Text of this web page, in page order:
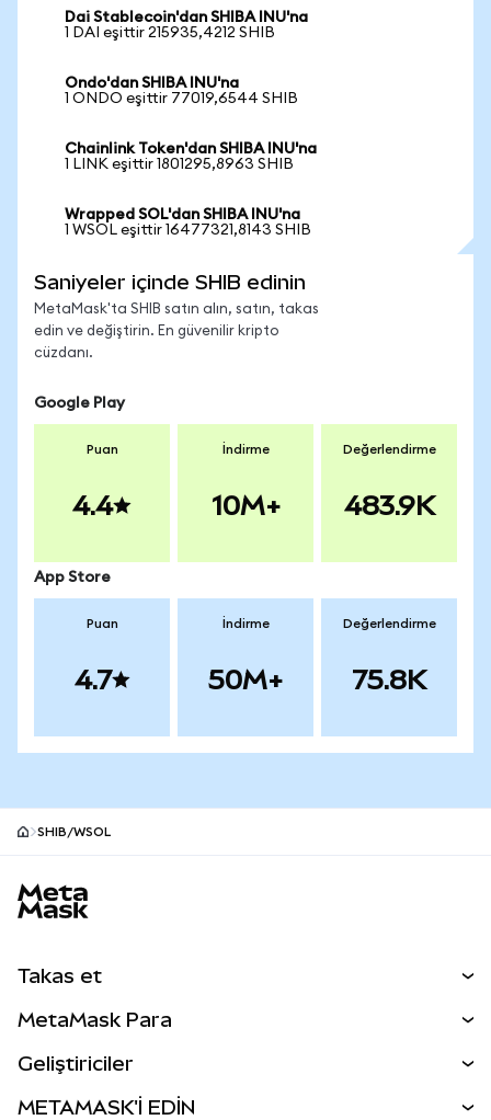
Dai Stablecoin'dan SHIBA INU'na
1 DAI eşittir 215935,4212 SHIB
Ondo'dan SHIBA INU'na
1 ONDO eşittir 77019,6544 SHIB
Chainlink Token'dan SHIBA INU'na
1 LINK eşittir 1801295,8963 SHIB
Wrapped SOL'dan SHIBA INU'na
1 WSOL eşittir 16477321,8143 SHIB
Saniyeler içinde SHIB edinin
MetaMask'ta SHIB satın alın, satın, takas
edin ve değiştirin. En güvenilir kripto
cüzdanı.
Google Play
Puan
4.4
İndirme
10M+
Değerlendirme
483.9K
App Store
Puan
4.7
İndirme
50M+
Değerlendirme
75.8K
SHIB/WSOL
Takas et
Perps
MetaMask Para
Geliştiriciler
METAMASK'İ EDİN